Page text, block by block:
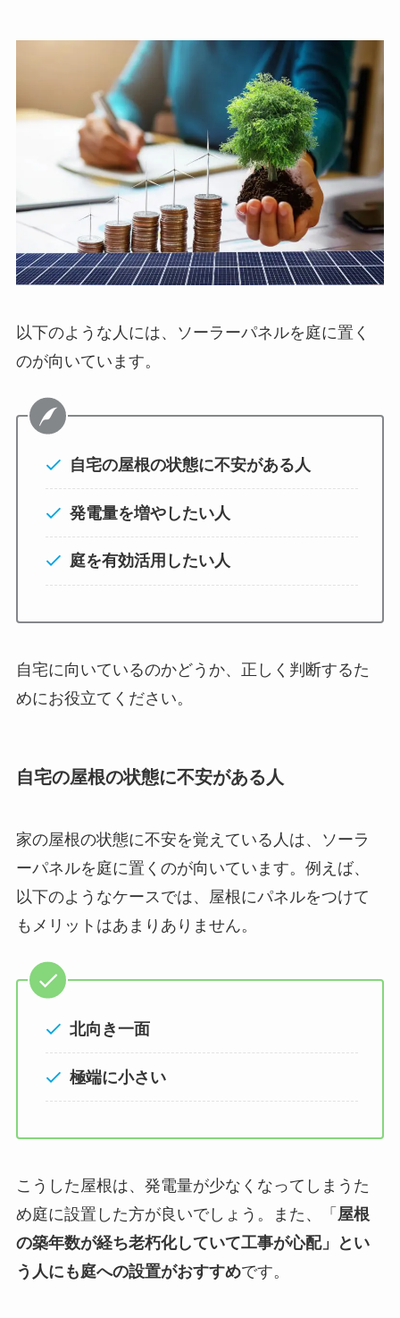
以下のような人には、ソーラーパネルを庭に置く
のが向いています。
自宅の屋根の状態に不安がある人
発電量を増やしたい人
庭を有効活用したい人
自宅に向いているのかどうか、正しく判断するた
めにお役立てください。
自宅の屋根の状態に不安がある人
家の屋根の状態に不安を覚えている人は、ソーラ
ーパネルを庭に置くのが向いています。例えば、
以下のようなケースでは、屋根にパネルをつけて
もメリットはあまりありません。
北向き一面
極端に小さい
こうした屋根は、発電量が少なくなってしまうた
め庭に設置した方が良いでしょう。また、「 屋根
の築年数が経ち老朽化していて工事が心配」とい
う人にも庭への設置がおすすめです。